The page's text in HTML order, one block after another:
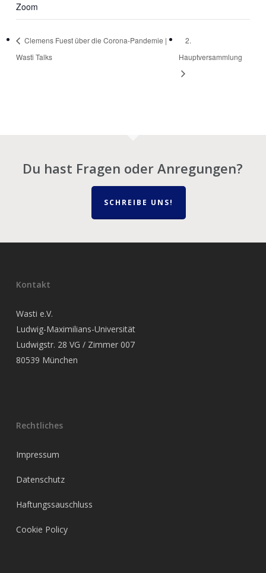
Zoom
Clemens Fuest über die Corona-Pandemie |
Wasti Talks
2.
Hauptversammlung
Du hast Fragen oder Anregungen?
SCHREIBE UNS!
Kontakt
Wasti e.V.
Ludwig-Maximilians-Universität
Ludwigstr. 28 VG / Zimmer 007
80539 München
Rechtliches
Impressum
Datenschutz
Haftungssauschluss
Cookie Policy